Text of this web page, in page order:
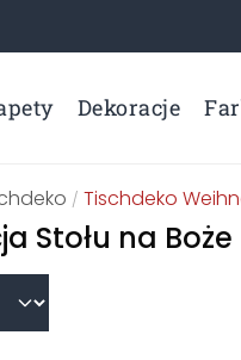
Dekoracje
/Tischdeko
Stołu na